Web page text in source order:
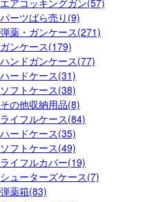
エアコッキングガン(57)
パーツばら売り(9)
弾薬・ガンケース(271)
ガンケース(179)
ハンドガンケース(77)
ハードケース(31)
ソフトケース(38)
その他収納用品(8)
ライフルケース(84)
ハードケース(35)
ソフトケース(49)
ライフルカバー(19)
シューターズケース(7)
弾薬箱(83)